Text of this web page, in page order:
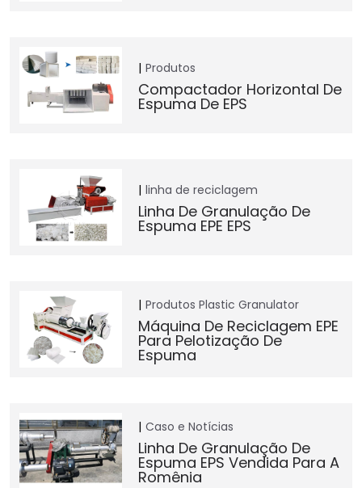
Produtos
Compactador Horizontal De
Espuma De EPS
linha de reciclagem
Linha De Granulação De
Espuma EPE EPS
Produtos Plastic Granulator
Máquina De Reciclagem EPE
Para Pelotização De
Espuma
Caso e Notícias
Linha De Granulação De
Espuma EPS Vendida Para A
Romênia